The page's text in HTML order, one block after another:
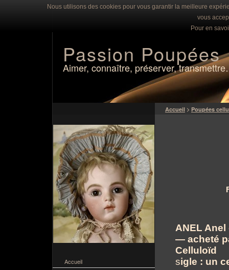
Nous utilisons des cookies pour vous garantir la meilleure
vous
Pour en
Passion Poupées
Aimer, connaître, préserver,
Accueil
Accueil > Poupées
ANEL Anel
— acheté
Celluloïd
sigle : un